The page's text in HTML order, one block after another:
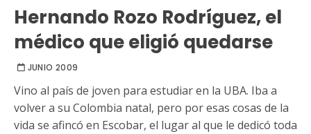
Hernando Rozo Rodríguez, el
médico que eligió quedarse
JUNIO 2009
Vino al país de joven para estudiar en la UBA. Iba a
volver a su Colombia natal, pero por esas cosas de la
vida se afincó en Escobar, el lugar al que le dedicó toda